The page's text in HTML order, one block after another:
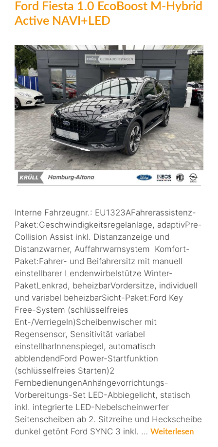
Ford Fiesta 1.0 EcoBoost M-Hybrid
Active NAVI+LED
Interne Fahrzeugnr.: EU1323AFahrerassistenz-
Paket:Geschwindigkeitsregelanlage, adaptivPre-
Collision Assist inkl. Distanzanzeige und
Distanzwarner, Auffahrwarnsystem Komfort-
Paket:Fahrer- und Beifahrersitz mit manuell
einstellbarer Lendenwirbelstütze Winter-
PaketLenkrad, beheizbarVordersitze, individuell
und variabel beheizbarSicht-Paket:Ford Key
Free-System (schlüsselfreies
Ent-/Verriegeln)Scheibenwischer mit
Regensensor, Sensitivität variabel
einstellbarInnenspiegel, automatisch
abblendendFord Power-Startfunktion
(schlüsselfreies Starten)2
FernbedienungenAnhängevorrichtungs-
Vorbereitungs-Set LED-Abbiegelicht, statisch
inkl. integrierte LED-Nebelscheinwerfer
Seitenscheiben ab 2. Sitzreihe und Heckscheibe
dunkel getönt Ford SYNC 3 inkl. … Weiterlesen